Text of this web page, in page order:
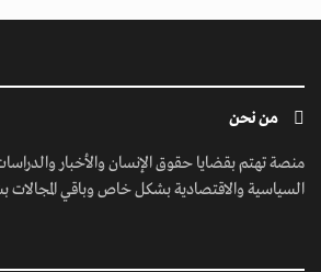
من نحن
منصة تهتم بقضايا حقوق الإنسان والأخبار
السياسية والاقتصادية بشكل خاص وباقي المجالات